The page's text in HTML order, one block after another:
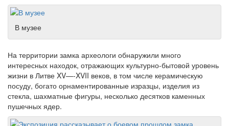
В музее
На территории замка археологи обнаружили много
интересных находок, отражающих культурно-бытовой уровень
жизни в Литве XV—-XVII веков, в том числе керамическую
посуду, богато орнаментированные изразцы, изделия из
стекла, шахматные фигуры, несколько десятков каменных
пушечных ядер.